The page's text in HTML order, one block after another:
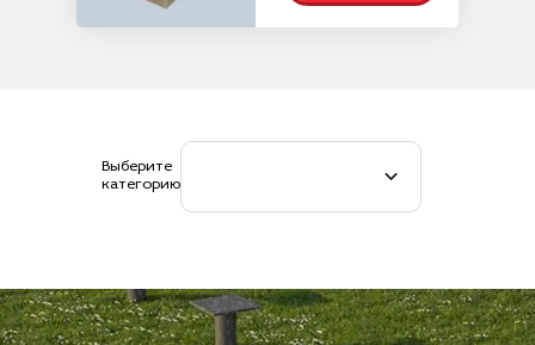
Выберите
категорию